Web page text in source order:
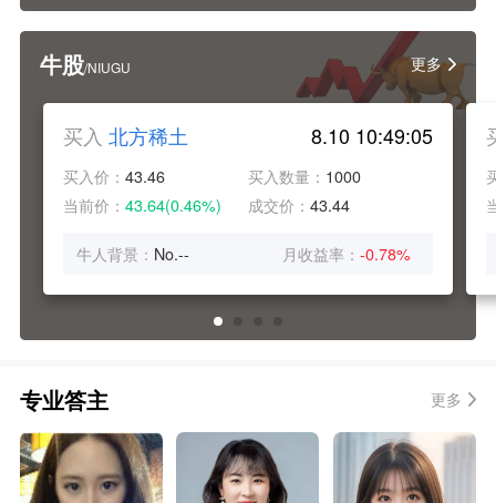
牛股/NIUGU 更多
买入 北方稀土 8.10 10:49:05
买入价： 43.46 买入数量： 1000
当前价： 43.64(0.46%) 成交价：43.44
牛人背景： No.-- 月收益率：-0.78%
专业答主 更多